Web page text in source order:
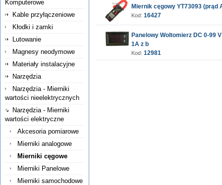
Komputerowe
Kable przyłączeniowe
Kłodki i zamki
Lutowanie
Magnesy neodymowe
Materiały instalacyjne
Narzędzia
Narzędzia - Mierniki
wartości nieelektrycznych
Narzędzia - Mierniki
wartości elektryczne
Akcesoria pomiarowe
Mierniki analogowe
Mierniki cęgowe
Mierniki Panelowe
Mierniki samochodowe
Miernik cęgowy YT73093 (prąd
Kod: 16427
Panelowy Woltomierz DC 0-99
1A z b
Kod: 12981